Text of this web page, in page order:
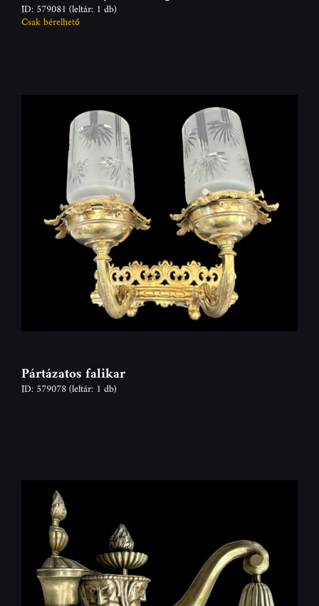
ID: 579081 (leltár: 1 db)
Csak bérelhető
Pártázatos falikar
ID: 579078(leltár: 1 db)